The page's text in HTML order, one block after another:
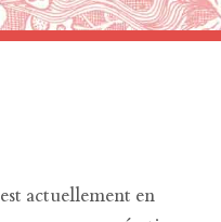
est actuellement en